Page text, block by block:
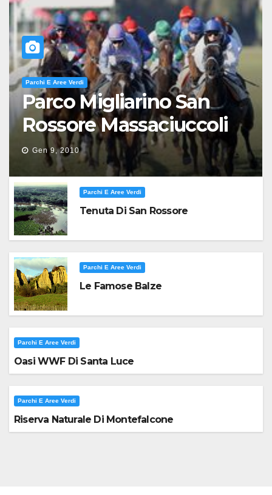
Parchi E Aree Verdi
Parco Migliarino San
Rossore Massaciuccoli
Gen 9, 2010
Parchi E Aree Verdi
Tenuta Di San Rossore
Parchi E Aree Verdi
Le Famose Balze
Parchi E Aree Verdi
Oasi WWF Di Santa Luce
Parchi E Aree Verdi
Riserva Naturale Di Montefalcone